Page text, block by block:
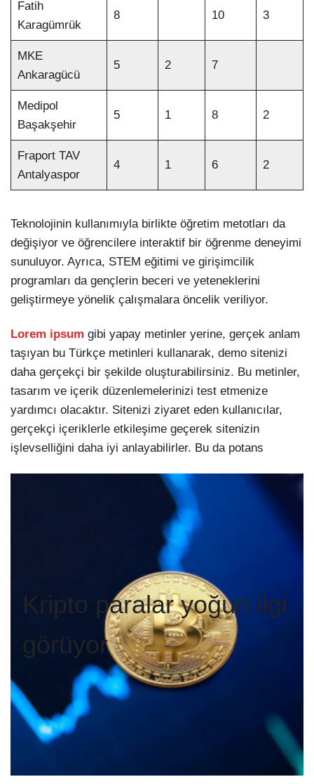
Fatih
Karagümrük
8 10 3
MKE
Ankaragücü
5 2 7
Medipol
Başakşehir
5 1 8 2
Fraport TAV
Antalyaspor
4 1 6 2
Teknolojinin kullanımıyla birlikte öğretim metotları da
değişiyor ve öğrencilere interaktif bir öğrenme deneyimi
sunuluyor. Ayrıca, STEM eğitimi ve girişimcilik
programları da gençlerin beceri ve yeteneklerini
geliştirmeye yönelik çalışmalara öncelik veriliyor.
Lorem ipsum gibi yapay metinler yerine, gerçek anlam
taşıyan bu Türkçe metinleri kullanarak, demo sitenizi
daha gerçekçi bir şekilde oluşturabilirsiniz. Bu metinler,
tasarım ve içerik düzenlemelerinizi test etmenize
yardımcı olacaktır. Sitenizi ziyaret eden kullanıcılar,
gerçekçi içeriklerle etkileşime geçerek sitenizin
işlevselliğini daha iyi anlayabilirler. Bu da potans
Kripto paralar yoğun ilgi
görüyor